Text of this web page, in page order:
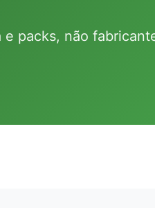
packs, não